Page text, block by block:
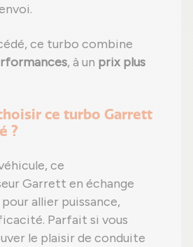
ce turbo combine
, à un prix plus
ce turbo Garrett
?
ce
Garrett en échange
allier puissance,
Parfait si vous
le plaisir de conduite